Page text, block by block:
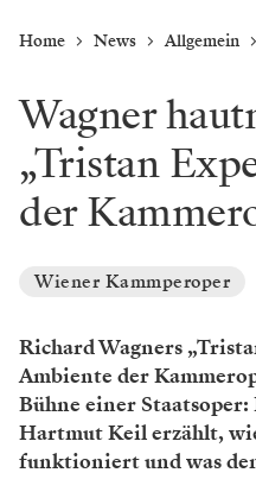
Home News Allgemein
Wagner
„Tristan
der
Wiener Kammperoper
Richard Wagners
Ambiente der
Bühne einer
Hartmut Keil erzählt,
funktioniert und was